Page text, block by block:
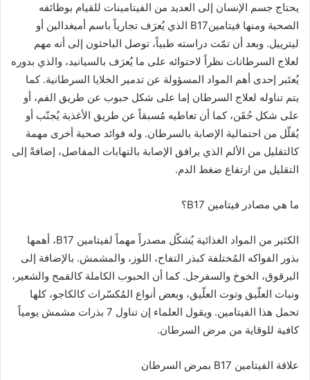
يحتاج جسم الإنسان إلى العديد من الفيتامينات للقيام بوظائفه
الصحية ومنها فيتامينB17 الذي يُعرَف تجارياً باسم أميغدالين أو
ليترييل. وبعد أن تمّت دراسته طبياً، توصل الباحثون إلى أنه مهم
لعلاج السرطانات نظراً لاحتوائه على ما يُعرَف بالسيانيد، والذي بدوره
يُعتَبر إحدى أهم المواد المسؤولة عن تدمير الخلايا السرطانية. كما
يتم تناوله لعلاج السرطان إما على شكل حبوب عن طريق الفم، أو
على شكل حُقَن، كما أن تعاطيه مُسبقاً عن طريق الأغذية يُجنّب أو
يُقلّل من احتمالية الإصابة بالسرطان. وله فوائد صحية أخرى مهمة
كالتقليل من الألم الذي يرافق الإصابة بالتهابات المفاصل، إضافةً إلى
التقليل من ارتفاع ضغط الدم.
ما هي مصادر فيتامين B17؟
الكثير من المواد الغذائية يُشكّل مصدراً مهماً لفيتامين B17، أهمها
بذور الفواكه المُختلفة كبذر التفاح، اللوز، والمشمش. بالإضافة إلى
البرقوق، الخوخ والسفرجل. كما أن الحبوب الكاملة كالقمح والشعير،
ونبات العلّيق وتوت العلّيق، وبعض أنواع المُكسّرات كالكاجو، كلها
تحمل هذا الفيتامين. ويقول العلماء إن تناول 7 بذرات مشمش يومياً
كافية للوقاية من مرض السرطان.
علاقة الفيتامين B17 بمرض السرطان